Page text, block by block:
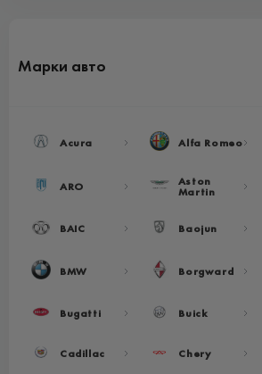
Марки авто
Acura Alfa Romeo
ARO Aston
Martin
BAIC Baojun
BMW Borgward
Bugatti Buick
Cadillac Chery